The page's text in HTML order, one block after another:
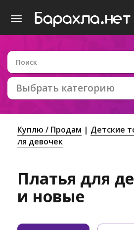
Выбрать категорию
Куплю / Продам Детские
ля девочек
Платья для
и новые